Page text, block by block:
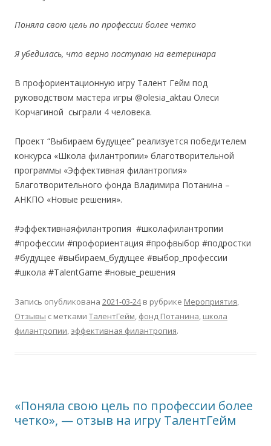
Поняла свою цель по профессии более четко
Я убедилась, что верно поступаю на ветеринара
В профориентационную игру Талент Гейм под
руководством мастера игры @olesia_aktau Олеси
Корчагиной сыграли 4 человека.
Проект “Выбираем будущее” реализуется победителем
конкурса «Школа филантропии» благотворительной
программы «Эффективная филантропия»
Благотворительного фонда Владимира Потанина –
АНКПО «Новые решения».
#эффективнаяфилантропия #школафилантропии
#профессии #профориентация #профвыбор #подростки
#будущее #выбираем_будущее #выбор_профессии
#школа #TalentGame #новые_решения
Запись опубликована 2021-03-24в рубрике Мероприятия,
Отзывы с метками ТалентГейм, фонд Потанина, школа
филантропии, эффективная филантропия.
«Поняла свою цель по профессии более
четко», — отзыв на игру ТалентГейм